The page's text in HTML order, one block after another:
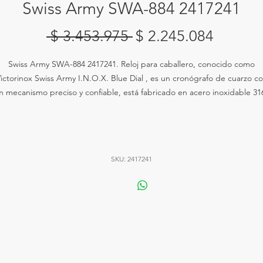
Swiss Army SWA-884 2417241
$ 3.453.975 Precio
$ 2.245.084
oferta
Swiss Army SWA-884 2417241. Reloj para caballero, conocido como
Swiss Army I.N.O.X. Blue Dial , es un cronógrafo de cuarzo
mecanismo preciso y confiable, está fabricado en acero inoxidable
SKU: 2417241